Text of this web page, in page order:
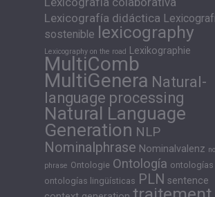
Lexicografía didáctica
sostenible lexicography
Lexicography on the road Lexikographie
MultiComb
MultiGenera Natural-
language processing
Natural Language
Generation NLP
Nominalphrase Nominalvalenz
phrase Ontologie Ontología ontologías
ontologías lingüísticas PLN sentence